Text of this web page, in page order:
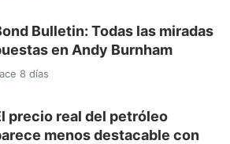
Bulletin: Todas las miradas
en Andy Burnham
8 días
precio real del petróleo
menos destacable con